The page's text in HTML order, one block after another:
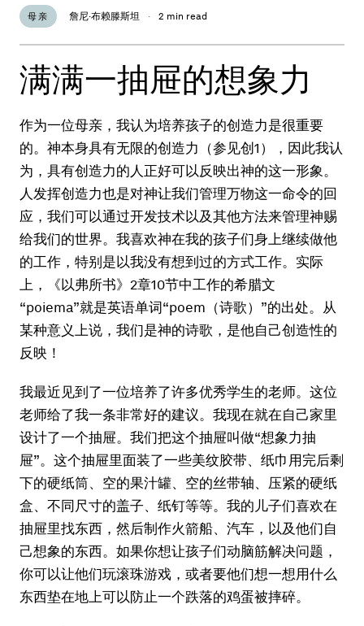
母亲 詹尼·布赖滕斯坦 · 2 min read
满满一抽屉的想象力
作为一位母亲，我认为培养孩子的创造力是很重要
的。神本身具有无限的创造力（参见创1），因此我认
为，具有创造力的人正好可以反映出神的这一形象。
人发挥创造力也是对神让我们管理万物这一命令的回
应，我们可以通过开发技术以及其他方法来管理神赐
给我们的世界。我喜欢神在我的孩子们身上继续做他
的工作，特别是以我没有想到过的方式工作。实际
上，《以弗所书》2章10节中工作的希腊文
“poiema”就是英语单词“poem（诗歌）”的出处。从
某种意义上说，我们是神的诗歌，是他自己创造性的
反映！
我最近见到了一位培养了许多优秀学生的老师。这位
老师给了我一条非常好的建议。我现在就在自己家里
设计了一个抽屉。我们把这个抽屉叫做“想象力抽
屉”。这个抽屉里面装了一些美纹胶带、纸巾用完后剩
下的硬纸筒、空的果汁罐、空的丝带轴、压紧的硬纸
盒、不同尺寸的盖子、纸钉等等。我的儿子们喜欢在
抽屉里找东西，然后制作火箭船、汽车，以及他们自
己想象的东西。如果你想让孩子们动脑筋解决问题，
你可以让他们玩滚珠游戏，或者要他们想一想用什么
东西垫在地上可以防止一个跌落的鸡蛋被摔碎。